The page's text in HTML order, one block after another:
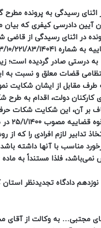
بند ث ماده ۴۲۱ قانون آیین
در اثنای رسیدگی از قاضی
درستی صادر گردیده است؛
قضات معلق و نسبت
مقابل از ایشان شکایت
کارکنان دولت، اقدام به
بر آن، این شکایت شکات
تدابیر لازم افرادی را
مناسب با آنها داشته
آیین دادرسی کیفری قرار رد ایراد [مذکور را] صادر و اعلام می‌نماید.»